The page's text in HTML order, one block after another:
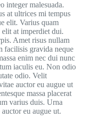
integer malesuada.
at ultrices mi tempus
elit. Varius quam
at imperdiet dui.
Amet risus nullam
facilisis gravida neque
enim nec dui nunc
iaculis eu. Non odio
odio. Velit
auctor eu augue ut
massa placerat
varius duis. Urna
eu augue ut.